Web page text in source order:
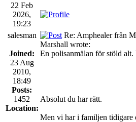
22 Feb
2026,
19:23
salesman
Joined:
23 Aug
2010,
18:49
Posts:
1452
Location:
Re: Amphealer från
Marshall wrote:
En polisanmälan för stöld
Absolut du har rätt.
Men vi har i familjen tidigare